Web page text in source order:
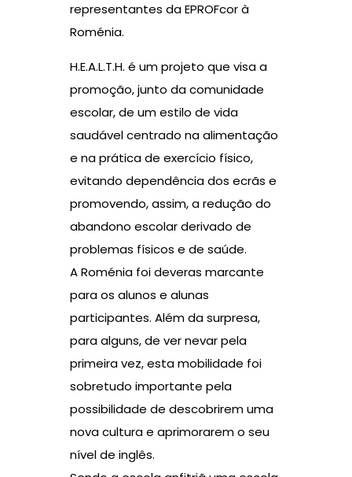
representantes da EPROFcor à
Roménia.
H.E.A.L.T.H. é um projeto que visa a
promoção, junto da comunidade
escolar, de um estilo de vida
saudável centrado na alimentação
e na prática de exercício físico,
evitando dependência dos ecrãs e
promovendo, assim, a redução do
abandono escolar derivado de
problemas físicos e de saúde.
A Roménia foi deveras marcante
para os alunos e alunas
participantes. Além da surpresa,
para alguns, de ver nevar pela
primeira vez, esta mobilidade foi
sobretudo importante pela
possibilidade de descobrirem uma
nova cultura e aprimorarem o seu
nível de inglês.